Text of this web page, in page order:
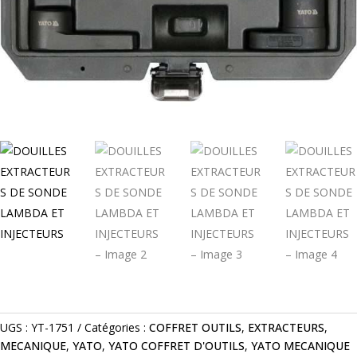
UGS : YT-1751 Catégories : COFFRET OUTILS, EXTRACTEURS,
MECANIQUE, YATO, YATO COFFRET D'OUTILS, YATO MECANIQUE